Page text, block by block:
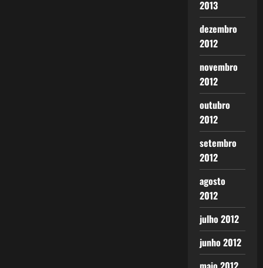
2013
dezembro
2012
novembro
2012
outubro
2012
setembro
2012
agosto
2012
julho 2012
junho 2012